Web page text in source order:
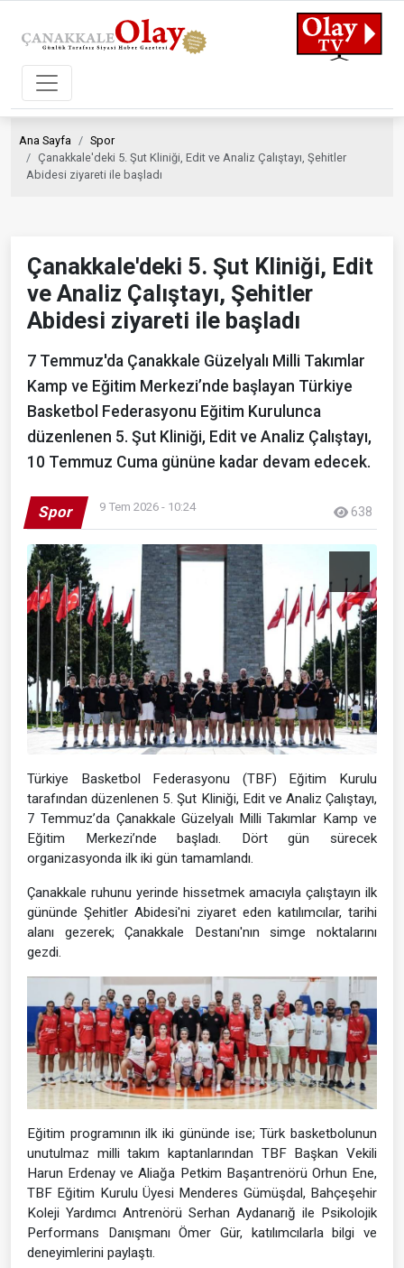
Ana Sayfa
Spor
Çanakkale'deki 5. Şut Kliniği, Edit ve Analiz Çalıştayı, Şehitler
Abidesi ziyareti ile başladı
Çanakkale'deki 5. Şut Kliniği, Edit
ve Analiz Çalıştayı, Şehitler
Abidesi ziyareti ile başladı
7 Temmuz'da Çanakkale Güzelyalı Milli Takımlar
Kamp ve Eğitim Merkezi’nde başlayan Türkiye
Basketbol Federasyonu Eğitim Kurulunca
düzenlenen 5. Şut Kliniği, Edit ve Analiz Çalıştayı,
10 Temmuz Cuma gününe kadar devam edecek.
Spor 9 Tem 2026 - 10:24 638
Türkiye Basketbol Federasyonu (TBF) Eğitim Kurulu
tarafından düzenlenen 5. Şut Kliniği, Edit ve Analiz Çalıştayı,
7 Temmuz’da Çanakkale Güzelyalı Milli Takımlar Kamp ve
Eğitim Merkezi’nde başladı. Dört gün sürecek
organizasyonda ilk iki gün tamamlandı.
Çanakkale ruhunu yerinde hissetmek amacıyla çalıştayın ilk
gününde Şehitler Abidesi'ni ziyaret eden katılımcılar, tarihi
alanı gezerek; Çanakkale Destanı'nın simge noktalarını
gezdi.
Eğitim programının ilk iki gününde ise; Türk basketbolunun
unutulmaz milli takım kaptanlarından TBF Başkan Vekili
Harun Erdenay ve Aliağa Petkim Başantrenörü Orhun Ene,
TBF Eğitim Kurulu Üyesi Menderes Gümüşdal, Bahçeşehir
Koleji Yardımcı Antrenörü Serhan Aydanarığ ile Psikolojik
Performans Danışmanı Ömer Gür, katılımcılarla bilgi ve
deneyimlerini paylaştı.